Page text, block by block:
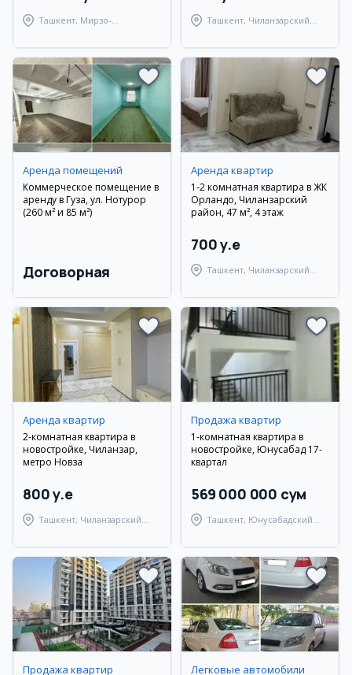
Ташкент, Мирзо-
Ташкент, Чиланзарский
Аренда помещений
Коммерческое помещение в
аренду в Гуза, ул. Нотурор
(260 м² и 85 м²)
Договорная
Аренда квартир
1-2 комнатная квартира в ЖК
Орландо, Чиланзарский
район, 47 м², 4 этаж
700 y.e
Ташкент, Чиланзарский
Аренда квартир
2-комнатная квартира в
новостройке, Чиланзар,
метро Новза
800 y.e
Ташкент, Чиланзарский
Продажа квартир
1-комнатная квартира в
новостройке, Юнусабад 17-
квартал
569 000 000 сум
Ташкент, Юнусабадский
Продажа квартир Легковые автомобили